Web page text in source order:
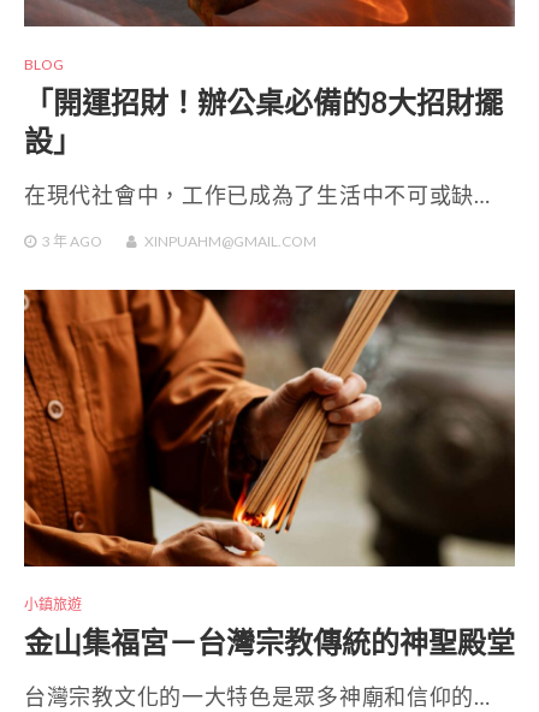
BLOG
「開運招財！辦公桌必備的8大招財擺
設」
在現代社會中，工作已成為了生活中不可或缺…
3 年AGO XINPUAHM@GMAIL.COM
小鎮旅遊
金山集福宮－台灣宗教傳統的神聖殿堂
台灣宗教文化的一大特色是眾多神廟和信仰的…